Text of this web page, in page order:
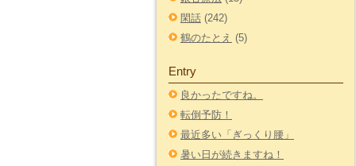
閑話 (242)
鶴のたとえ (5)
Entry
良かったですね。
転倒予防！
最近多い「ぎっくり腰」
暑い日が続きますね！